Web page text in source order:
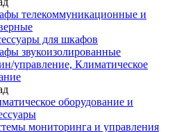
телекоммуникационные и
для шкафов
звукоизолированные
управление, Климатическое
оборудование и
мониторинга и управления